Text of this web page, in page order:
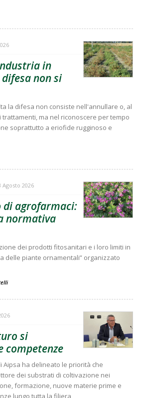
in
non si
la difesa non consiste nell'annullare o, al
ma nel riconoscere per tempo
soprattutto a eriofide rugginoso e
Agosto 2026
di agrofarmaci:
normativa
dei prodotti fitosanitari e i loro limiti in
delle piante ornamentali” organizzato
si
competenze
Aipsa ha delineato le priorità che
dei substrati di coltivazione nei
formazione, nuove materie prime e
lungo tutta la filiera